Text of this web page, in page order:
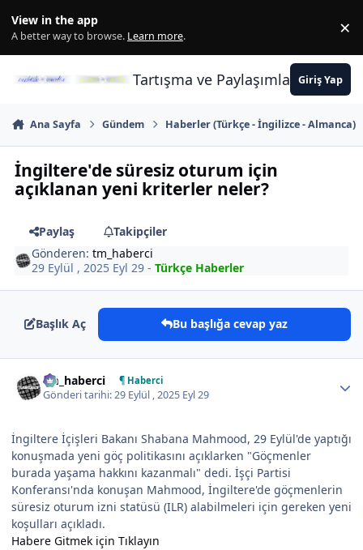
View in the app
A better way to browse. Learn more. ×
Tartışma ve PaylaşımlarınGiriş Yap
Ana Sayfa Gündem Haberler (Türkçe - İngilizce - Almanca)
İngiltere'de süresiz oturum için
açıklanan yeni kriterler neler?
Paylaş
Takipçiler
Gönderen:tm_haberci
29 Eylül , 2025 Eyl 29-Türkçe Haberler
Başlık Aç Bu başlığa cevap yaz
tm_haberci ¶ Haberci
Gönderi tarihi:29 Eylül , 2025 Eyl 29
İngiltere İçişleri Bakanı Shabana Mahmood, 29 Eylül'de yaptığı
konuşmada yeni göç politikasını açıklarken "Göçmenler
burada yaşama hakkını kazanmalı" dedi. İşçi Partisi
Konferansı'nda konuşan Mahmood, İngiltere'de göçmenlerin
süresiz oturum izni statüsü (ILR) alabilmeleri için gereken yeni
koşulları açıkladı.
Habere Gitmek için Tıklayın